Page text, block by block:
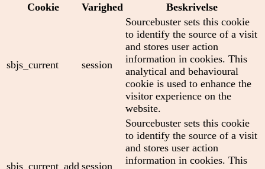
Cookie
Varighed Beskrivelse
sbjs_current session
Sourcebuster sets this cookie
to identify the source of a visit
and stores user action
information in cookies. This
analytical and behavioural
cookie is used to enhance the
visitor experience on the
website.
sbjs_current_add session
Sourcebuster sets this cookie
to identify the source of a visit
and stores user action
information in cookies. This